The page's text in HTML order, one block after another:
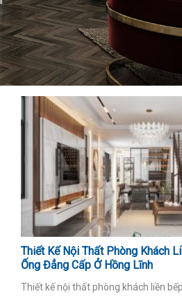
Thiết Kế Nội Thất Phòng Khách
Ống Đẳng Cấp Ở Hồng Lĩnh
Thiết kế nội thất phòng khách liền